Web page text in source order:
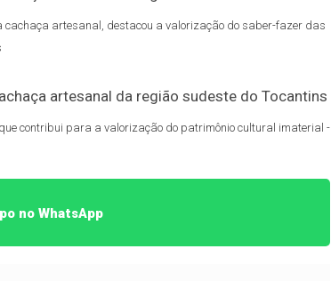
cachaça artesanal, destacou a valorização do saber-fazer das
contribui para a valorização do patrimônio cultural imaterial -
no WhatsApp